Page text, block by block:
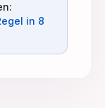
in 8